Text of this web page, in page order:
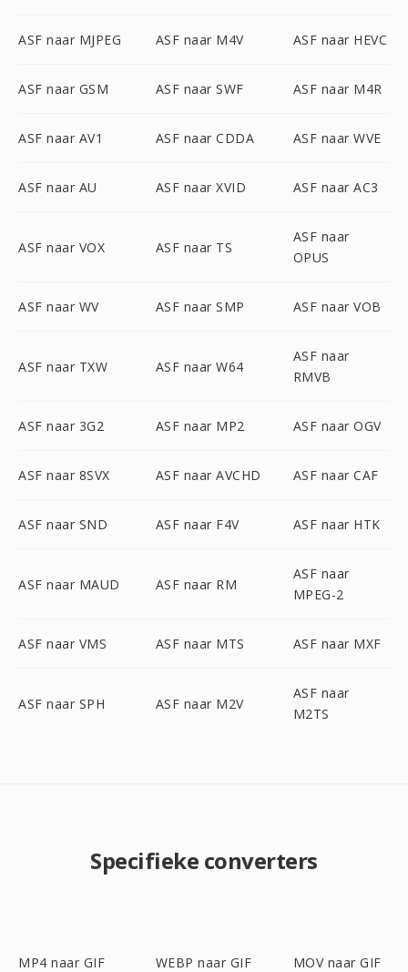
ASF naar MJPEG ASF naar M4V ASF naar HEVC
ASF naar GSM ASF naar SWF ASF naar M4R
ASF naar AV1 ASF naar CDDA ASF naar WVE
ASF naar AU ASF naar XVID ASF naar AC3
ASF naar VOX ASF naar TS
ASF naar
OPUS
ASF naar WV ASF naar SMP ASF naar VOB
ASF naar TXW ASF naar W64
ASF naar
RMVB
ASF naar 3G2 ASF naar MP2 ASF naar OGV
ASF naar 8SVX ASF naar AVCHD ASF naar CAF
ASF naar SND ASF naar F4V ASF naar HTK
ASF naar MAUD ASF naar RM
ASF naar
MPEG-2
ASF naar VMS ASF naar MTS ASF naar MXF
ASF naar SPH ASF naar M2V
ASF naar
M2TS
Specifieke converters
MP4 naar GIF WEBP naar GIF MOV naar GIF